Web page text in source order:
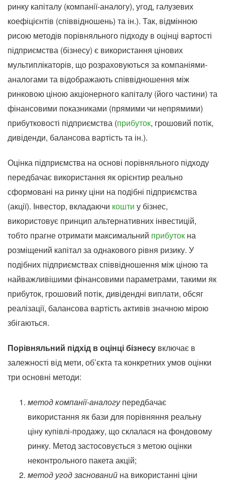
ринку капіталу (компанії-аналогу), угод, галузевих
коефіцієнтів (співвідношень) та ін.). Так, відмінною
рисою методів порівняльного підходу в оцінці вартості
підприємства (бізнесу) є використання цінових
мультиплікаторів, що розраховуються за компаніями-
аналогами та відображають співвідношення між
ринковою ціною акціонерного капіталу (його частини) та
фінансовими показниками (прямими чи непрямими)
прибутковості підприємства (прибуток, грошовий потік,
дивіденди, балансова вартість та ін.).
Оцінка підприємства на основі порівняльного підходу
передбачає використання як орієнтир реально
сформовані на ринку ціни на подібні підприємства
(акції). Інвестор, вкладаючи кошти у бізнес,
використовує принцип альтернативних інвестицій,
тобто прагне отримати максимальний прибуток на
розміщений капітал за однакового рівня ризику. У
подібних підприємствах співвідношення між ціною та
найважливішими фінансовими параметрами, такими як
прибуток, грошовий потік, дивідендні виплати, обсяг
реалізації, балансова вартість активів значною мірою
збігаються.
Порівняльний підхід в оцінці бізнесу включає в
залежності від мети, об’єкта та конкретних умов оцінки
три основні методи:
метод компанії-аналогупередбачає
використання як бази для порівняння реальну
ціну купівлі-продажу, що склалася на фондовому
ринку. Метод застосовується з метою оцінки
неконтрольного пакета акцій;
метод угод заснований на використанні ціни